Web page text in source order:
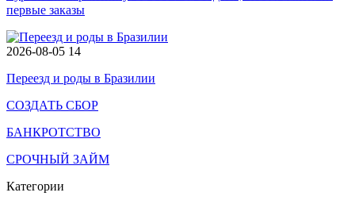
первые заказы
2026-08-05 14
Переезд и роды в Бразилии
СОЗДАТЬ СБОР
БАНКРОТСТВО
СРОЧНЫЙ ЗАЙМ
Категории